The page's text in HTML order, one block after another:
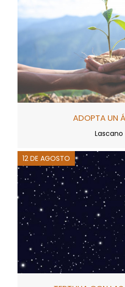
ADOPTA UN
Lascano
12 DE AGOSTO